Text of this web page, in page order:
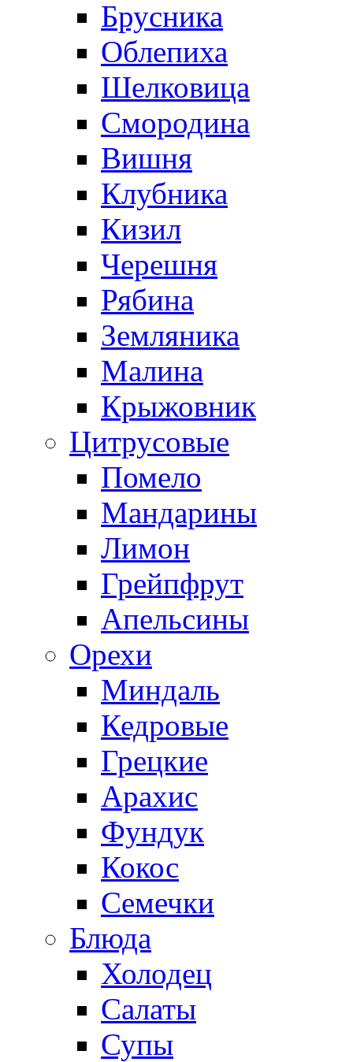
Брусника
Облепиха
Шелковица
Смородина
Вишня
Клубника
Кизил
Черешня
Рябина
Земляника
Малина
Крыжовник
Цитрусовые
Помело
Мандарины
Лимон
Грейпфрут
Апельсины
Орехи
Миндаль
Кедровые
Грецкие
Арахис
Фундук
Кокос
Семечки
Блюда
Холодец
Салаты
Супы